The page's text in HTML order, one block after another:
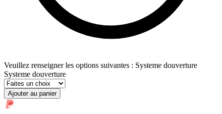
Veuillez renseigner les options suivantes : Systeme douverture
Systeme douverture
Ajouter au panier